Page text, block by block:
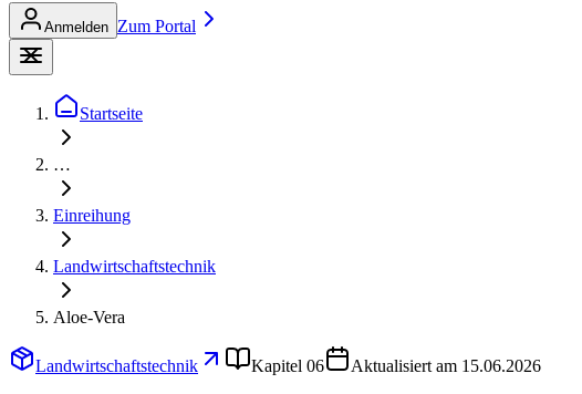
Anmelden Zum Portal
Startseite
…
Einreihung
Landwirtschaftstechnik
Aloe-Vera
Landwirtschaftstechnik Kapitel 06 Aktualisiert am 15.06.2026